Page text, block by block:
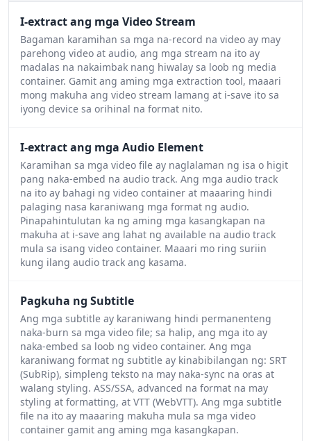
I-extract ang mga Video Stream
Bagaman karamihan sa mga na-record na video ay may
parehong video at audio, ang mga stream na ito ay
madalas na nakaimbak nang hiwalay sa loob ng media
container. Gamit ang aming mga extraction tool, maaari
mong makuha ang video stream lamang at i-save ito sa
iyong device sa orihinal na format nito.
I-extract ang mga Audio Element
Karamihan sa mga video file ay naglalaman ng isa o higit
pang naka-embed na audio track. Ang mga audio track
na ito ay bahagi ng video container at maaaring hindi
palaging nasa karaniwang mga format ng audio.
Pinapahintulutan ka ng aming mga kasangkapan na
makuha at i-save ang lahat ng available na audio track
mula sa isang video container. Maaari mo ring suriin
kung ilang audio track ang kasama.
Pagkuha ng Subtitle
Ang mga subtitle ay karaniwang hindi permanenteng
naka-burn sa mga video file; sa halip, ang mga ito ay
naka-embed sa loob ng video container. Ang mga
karaniwang format ng subtitle ay kinabibilangan ng: SRT
(SubRip), simpleng teksto na may naka-sync na oras at
walang styling. ASS/SSA, advanced na format na may
styling at formatting, at VTT (WebVTT). Ang mga subtitle
file na ito ay maaaring makuha mula sa mga video
container gamit ang aming mga kasangkapan.